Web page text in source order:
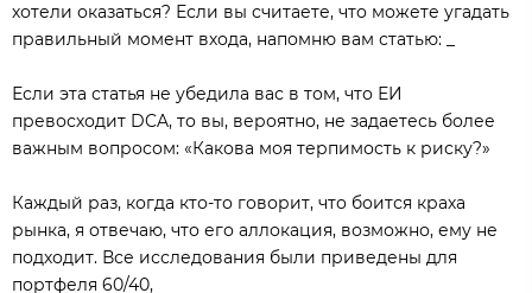
хотели оказаться? Если вы считаете, что можете угадать
правильный момент входа, напомню вам статью: _
Если эта статья не убедила вас в том, что ЕИ
превосходит DCA, то вы, вероятно, не задаетесь более
важным вопросом: «Какова моя терпимость к риску?»
Каждый раз, когда кто-то говорит, что боится краха
рынка, я отвечаю, что его аллокация, возможно, ему не
подходит. Все исследования были приведены для
портфеля 60/40,